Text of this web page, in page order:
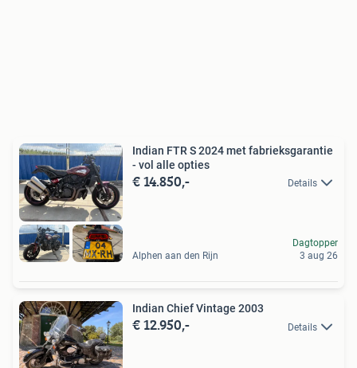
Indian FTR S 2024 met fabrieksgarantie
- vol alle opties
€ 14.850,- Details
Alphen aan den Rijn
Dagtopper
3 aug 26
Indian Chief Vintage 2003
€ 12.950,- Details